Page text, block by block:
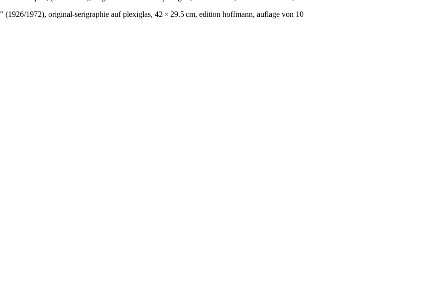
" (1926/1972), original-serigraphie auf plexiglas, 42 × 29.5 cm, edition hoffmann, auflage von 10